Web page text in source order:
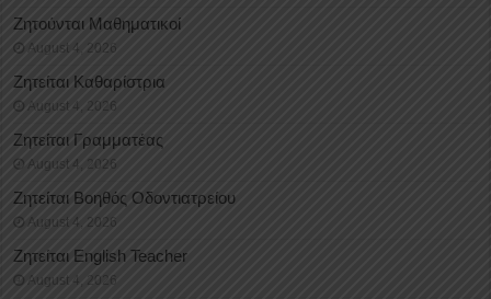
Ζητούνται Μαθηματικοί
August 4, 2026
Ζητείται Καθαρίστρια
August 4, 2026
Ζητείται Γραμματέας
August 4, 2026
Ζητείται Βοηθός Οδοντιατρείου
August 4, 2026
Ζητείται English Teacher
August 4, 2026